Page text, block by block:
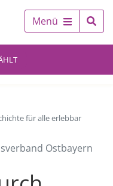
Menü
für alle erlebbar
Ostbayern